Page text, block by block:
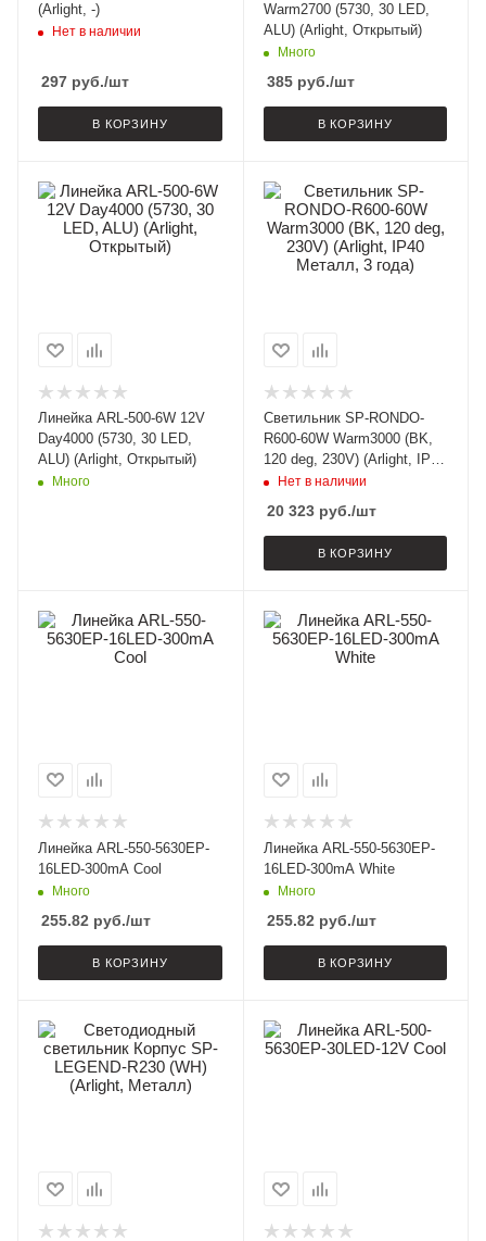
(Arlight, -)
Нет в наличии
297 руб./шт
В КОРЗИНУ
Warm2700 (5730, 30 LED,
ALU) (Arlight, Открытый)
Много
385руб./шт
В КОРЗИНУ
Линейка ARL-500-6W 12V
Day4000 (5730, 30 LED,
ALU) (Arlight, Открытый)
Много
Светильник SP-RONDO-
R600-60W Warm3000 (BK,
120 deg, 230V) (Arlight, IP40
Металл, 3 года)
Нет в наличии
20 323руб./шт
В КОРЗИНУ
Линейка ARL-550-5630EP-
16LED-300mA Cool
Много
255.82 руб./шт
В КОРЗИНУ
Линейка ARL-550-5630EP-
16LED-300mA White
Много
255.82 руб./шт
В КОРЗИНУ